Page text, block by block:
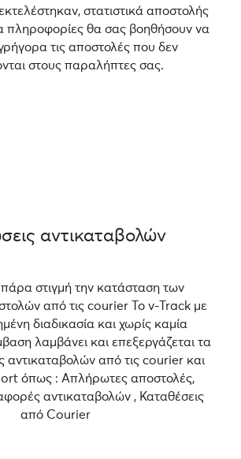
στατιστικά αποστολής
πληροφορίες θα σας βοηθήσουν να
τις αποστολές που δεν
στους παραλήπτες σας.
αντικαταβολών
στιγμή την κατάσταση των
από τις courier Το v-Track με
διαδικασία και χωρίς καμία
λαμβάνει και επεξεργάζεται τα
αντικαταβολών από τις courier και
όπως : Απλήρωτες αποστολές,
αντικαταβολών , Καταθέσεις
από Courier